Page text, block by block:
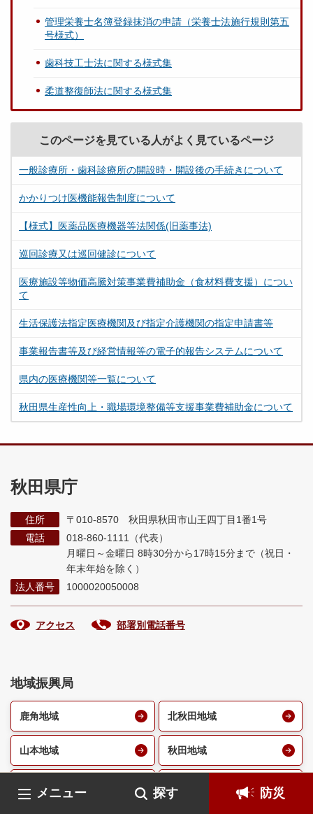
メニュー 探す 防災
管理栄養士名簿登録抹消の申請（栄養士法施行規則第五
号様式）
歯科技工士法に関する様式集
柔道整復師法に関する様式集
このページを見ている人がよく見ているページ
一般診療所・歯科診療所の開設時・開設後の手続きについて
かかりつけ医機能報告制度について
【様式】医薬品医療機器等法関係(旧薬事法)
巡回診療又は巡回健診について
医療施設等物価高騰対策事業費補助金（食材料費支援）につい
て
生活保護法指定医療機関及び指定介護機関の指定申請書等
事業報告書等及び経営情報等の電子的報告システムについて
県内の医療機関等一覧について
秋田県生産性向上・職場環境整備等支援事業費補助金について
秋田県庁
住所
〒010-8570 秋田県秋田市山王四丁目1番1号
電話
018-860-1111（代表）
月曜日～金曜日 8時30分から17時15分まで （祝日・
年末年始を除く）
法人番号
1000020050008
アクセス 部署別電話番号
地域振興局
鹿角地域 北秋田地域
山本地域 秋田地域
仙北地域